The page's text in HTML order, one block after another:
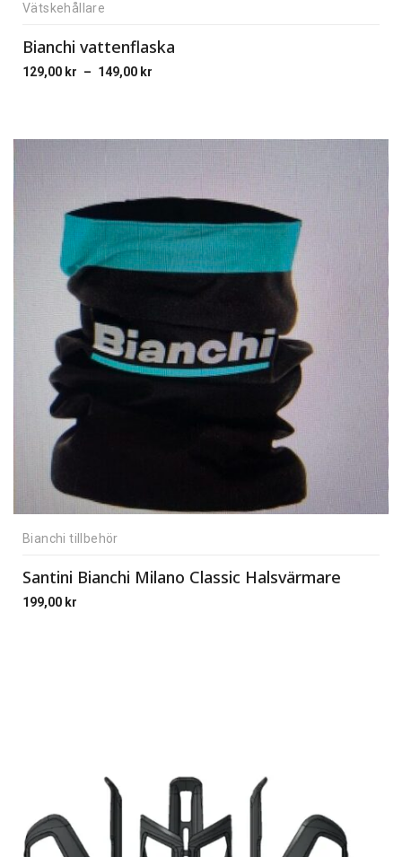
Vätskehållare
Bianchi vattenflaska
129,00 kr – 149,00 kr
149,00 kr
Bianchi tillbehör
Santini Bianchi Milano Classic Halsvärmare
199,00 kr